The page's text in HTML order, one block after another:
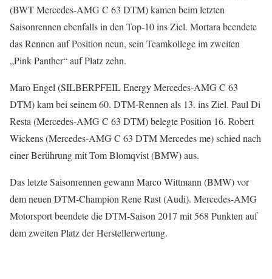
(BWT Mercedes-AMG C 63 DTM) kamen beim letzten
Saisonrennen ebenfalls in den Top-10 ins Ziel. Mortara beendete
das Rennen auf Position neun, sein Teamkollege im zweiten
„Pink Panther“ auf Platz zehn.
Maro Engel (SILBERPFEIL Energy Mercedes-AMG C 63
DTM) kam bei seinem 60. DTM-Rennen als 13. ins Ziel. Paul Di
Resta (Mercedes-AMG C 63 DTM) belegte Position 16. Robert
Wickens (Mercedes-AMG C 63 DTM Mercedes me) schied nach
einer Berührung mit Tom Blomqvist (BMW) aus.
Das letzte Saisonrennen gewann Marco Wittmann (BMW) vor
dem neuen DTM-Champion Rene Rast (Audi). Mercedes-AMG
Motorsport beendete die DTM-Saison 2017 mit 568 Punkten auf
dem zweiten Platz der Herstellerwertung.